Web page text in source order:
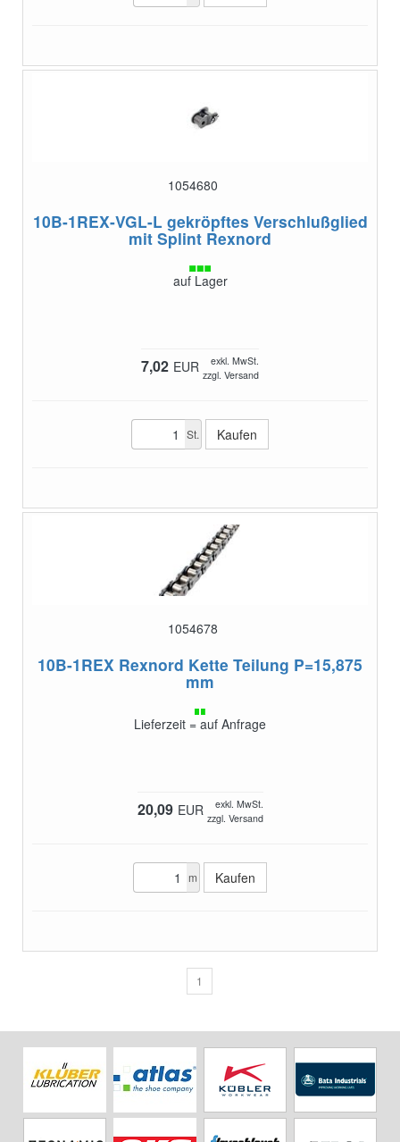
1054680
10B-1REX-VGL-L gekröpftes Verschlußglied
mit Splint Rexnord
auf Lager
7,02 EUR
exkl. MwSt.
zzgl. Versand
St.
1054678
10B-1REX Rexnord Kette Teilung P=15,875
mm
Lieferzeit = auf Anfrage
20,09 EUR
exkl. MwSt.
zzgl. Versand
m
1